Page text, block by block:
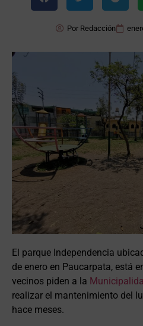
Por Redacción
El parque Independencia
de enero en Paucarpata, está
vecinos piden a la
realizar el mantenimiento del
hace meses.